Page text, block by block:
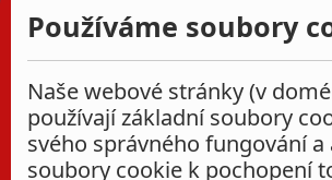
Používáme soubory
Naše webové stránky (v
používají základní soubory
svého správného fungování a
soubory cookie k pochopení